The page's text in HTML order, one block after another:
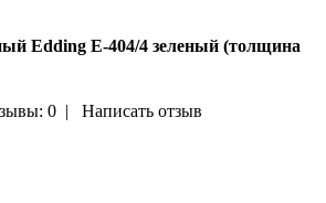
Edding E-404/4 зеленый (толщина
0 |
Написать отзыв